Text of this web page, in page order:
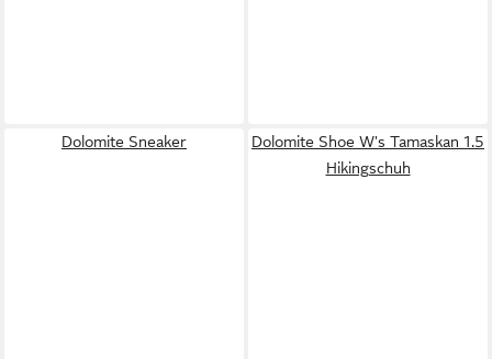
Dolomite Sneaker
Dolomite Shoe W's Tamaskan 1.5
Hikingschuh